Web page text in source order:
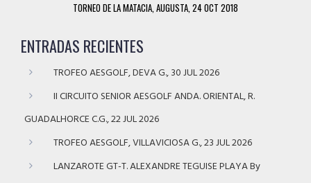
TORNEO DE LA MATACIA, AUGUSTA, 24 OCT 2018
ENTRADAS RECIENTES
TROFEO AESGOLF, DEVA G., 30 JUL 2026
II CIRCUITO SENIOR AESGOLF ANDA. ORIENTAL, R.
GUADALHORCE C.G., 22 JUL 2026
TROFEO AESGOLF, VILLAVICIOSA G., 23 JUL 2026
LANZAROTE GT-T. ALEXANDRE TEGUISE PLAYA By